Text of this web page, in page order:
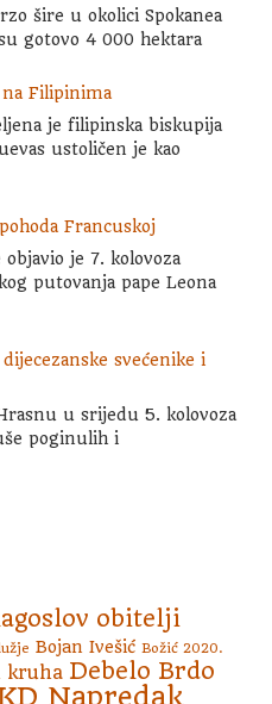
šire u okolici Spokanea
gotovo 4 000 hektara
Filipinima
je filipinska biskupija
ustoličen je kao
Francuskoj
je 7. kolovoza
putovanja pape Leona
svećenike i
u srijedu 5. kolovoza
poginulih i
obitelji
Bojan Ivešić Božić 2020.
kruha Debelo Brdo
Napredak